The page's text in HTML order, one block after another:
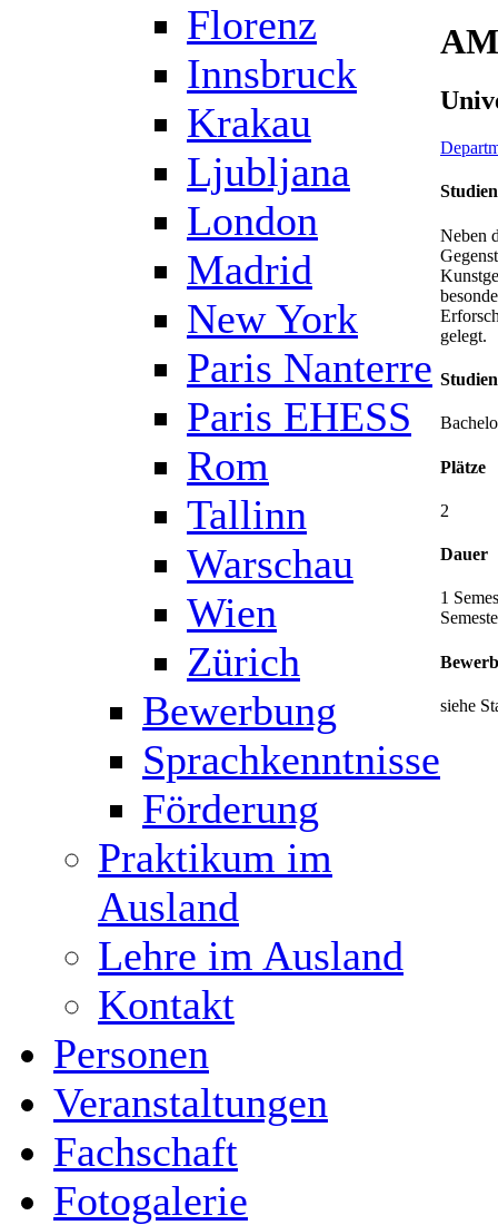
Florenz
Innsbruck
Krakau
Ljubljana
London
Madrid
New York
Paris Nanterre
Paris EHESS
Rom
Tallinn
Warschau
Wien
Zürich
Bewerbung
Sprachkenntnisse
Förderung
Praktikum im
Ausland
Lehre im Ausland
Kontakt
Personen
Veranstaltungen
Fachschaft
Fotogalerie
Neben
gelegt.
Plätze
2
Dauer
1
siehe